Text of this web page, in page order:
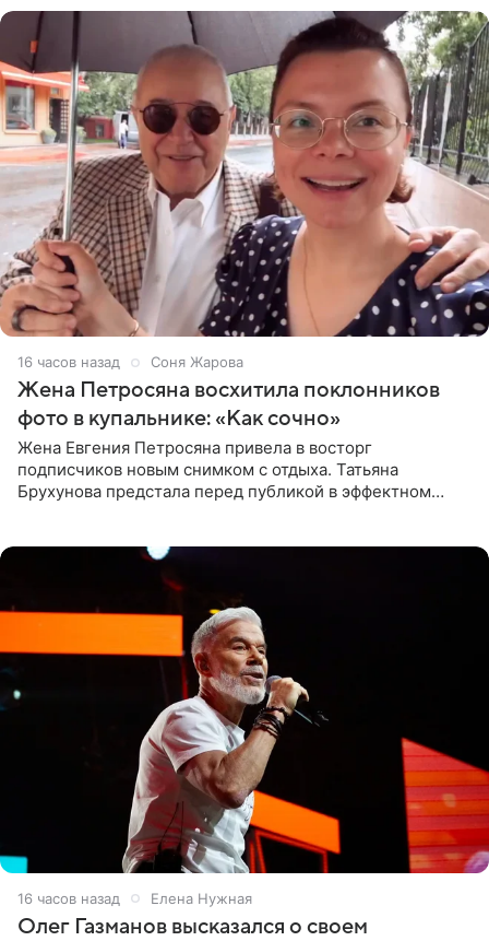
16 часов назад Соня Жарова
Жена Петросяна восхитила поклонников
фото в купальнике: «Как сочно»
Жена Евгения Петросяна привела в восторг
подписчиков новым снимком с отдыха. Татьяна
Брухунова предстала перед публикой в эффектном
16 часов назад Елена Нужная
Олег Газманов высказался о своем